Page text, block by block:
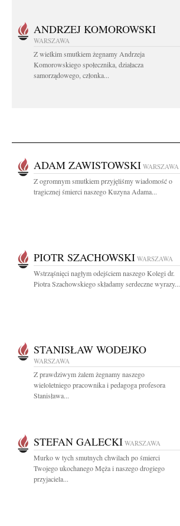
ANDRZEJ KOMOROWSKI
WARSZAWA
Z wielkim smutkiem żegnamy Andrzeja
Komorowskiego społecznika, działacza
samorządowego, członka...
ADAM ZAWISTOWSKI WARSZAWA
Z ogromnym smutkiem przyjęliśmy wiadomość o
tragicznej śmierci naszego Kuzyna Adama...
PIOTR SZACHOWSKI WARSZAWA
Wstrząśnięci nagłym odejściem naszego Kolegi dr.
Piotra Szachowskiego składamy serdeczne wyrazy...
STANISŁAW WODEJKO
WARSZAWA
Z prawdziwym żalem żegnamy naszego
wieloletniego pracownika i pedagoga profesora
Stanisława...
STEFAN GALECKI WARSZAWA
Murko w tych smutnych chwilach po śmierci
Twojego ukochanego Męża i naszego drogiego
przyjaciela...